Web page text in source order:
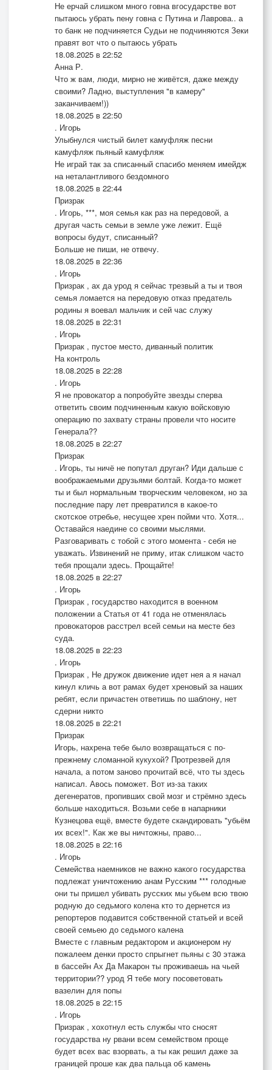
Не ерчай слишком много говна вгосударстве вот
пытаюсь убрать пену говна с Путина и Лаврова.. а
то банк не подчиняется Судьи не подчиняются Зеки
правят вот что о пытаюсь убрать
18.08.2025 в 22:52
Анна Р.
Что ж вам, люди, мирно не живётся, даже между
своими? Ладно, выступления "в камеру"
заканчиваем!))
18.08.2025 в 22:50
. Игорь
Улыбнулся чистый билет камуфляж песни
камуфляж пьяный камуфляж
Не играй так за списанный спасибо меняем имейдж
на неталантливого бездомного
18.08.2025 в 22:44
Призрак
. Игорь, ***, моя семья как раз на передовой, а
другая часть семьи в земле уже лежит. Ещё
вопросы будут, списанный?
Больше не пиши, не отвечу.
18.08.2025 в 22:36
. Игорь
Призрак , ах да урод я сейчас трезвый а ты и твоя
семья ломается на передовую отказ предатель
родины я воевал мальчик и сей час служу
18.08.2025 в 22:31
. Игорь
Призрак , пустое место, диванный политик
На контроль
18.08.2025 в 22:28
. Игорь
Я не провокатор а попробуйте звезды сперва
ответить своим подчиненным какую войсковую
операцию по захвату страны провели что носите
Генерала??
18.08.2025 в 22:27
Призрак
. Игорь, ты ничё не попутал друган? Иди дальше с
воображаемыми друзьями болтай. Когда-то может
ты и был нормальным творческим человеком, но за
последние пару лет превратился в какое-то
скотское отребье, несущее хрен пойми что. Хотя...
Оставайся наедине со своими мыслями.
Разговаривать с тобой с этого момента - себя не
уважать. Извинений не приму, итак слишком часто
тебя прощали здесь. Прощайте!
18.08.2025 в 22:27
. Игорь
Призрак , государство находится в военном
положении а Статья от 41 года не отменялась
провокаторов расстрел всей семьи на месте без
суда.
18.08.2025 в 22:23
. Игорь
Призрак , Не дружок движение идет нея а я начал
кинул кличь а вот рамах будет хреновый за наших
ребят, если причастен ответишь по шаблону, нет
сдерни никто
18.08.2025 в 22:21
Призрак
Игорь, нахрена тебе было возвращаться с по-
прежнему сломанной кукухой? Протрезвей для
начала, а потом заново прочитай всё, что ты здесь
написал. Авось поможет. Вот из-за таких
дегенератов, пропивших свой мозг и стрёмно здесь
больше находиться. Возьми себе в напарники
Кузнецова ещё, вместе будете скандировать "убьём
их всех!". Как же вы ничтожны, право...
18.08.2025 в 22:16
. Игорь
Семейства наемников не важно какого государства
подлежат уничтожению анам Русским *** голодные
они ты пришел убивать русских мы убьем всю твою
родную до седьмого колена кто то дернется из
репортеров подавится собственной статьей и всей
своей семьею до седьмого калена
Вместе с главным редактором и акционером ну
пожалеем денки просто спрыгнет пьяны с 30 этажа
в бассейн Ах Да Макарон ты проживаешь на чьей
территории?? урод Я тебе могу посоветовать
вазелин для попы
18.08.2025 в 22:15
. Игорь
Призрак , хохотнул есть службы что сносят
государства ну рвани всем семейством проще
будет всех вас взорвать, а ты как решил даже за
границей проше как два пальца об камень